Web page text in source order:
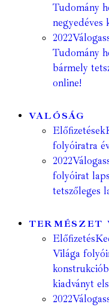
Tudomány
negyedéves
2022
Tudomány
bármely
online!
VALÓSÁG
Előfizetések
folyóiratra
2022
folyóirat
tetszőleges
TERMÉSZET
Előfizetés
Világa
kiadványt
2022